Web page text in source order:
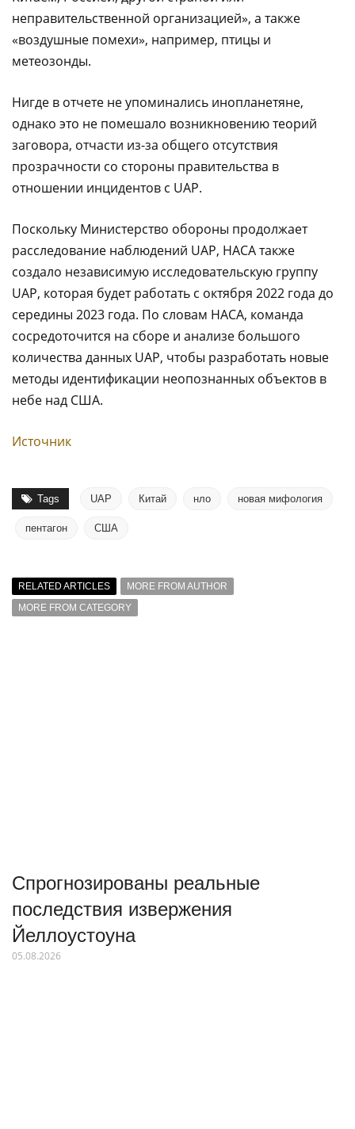
неправительственной организацией», а также
«воздушные помехи», например, птицы и
метеозонды.
Нигде в отчете не упоминались инопланетяне,
однако это не помешало возникновению теорий
заговора, отчасти из-за общего отсутствия
прозрачности со стороны правительства в
отношении инцидентов с UAP.
Поскольку Министерство обороны продолжает
расследование наблюдений UAP, НАСА также
создало независимую исследовательскую группу
UAP, которая будет работать с октября 2022 года до
середины 2023 года. По словам НАСА, команда
сосредоточится на сборе и анализе большого
количества данных UAP, чтобы разработать новые
методы идентификации неопознанных объектов в
небе над США.
Источник
Tags UAP Китай нло новая мифология
пентагон США
RELATED ARTICLES
MORE FROM AUTHOR
MORE FROM CATEGORY
Спрогнозированы реальные
последствия извержения
Йеллоустоуна
05.08.2026